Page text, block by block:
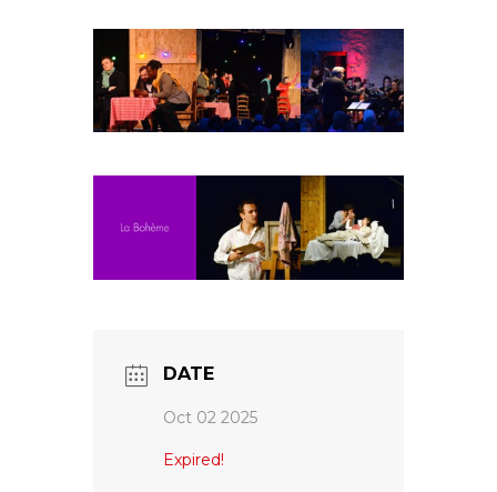
Fuoco Jazz
Archives
Vidéos
Galerie
Presse
Nous soutenir
DATE
Oct 02 2025
Expired!